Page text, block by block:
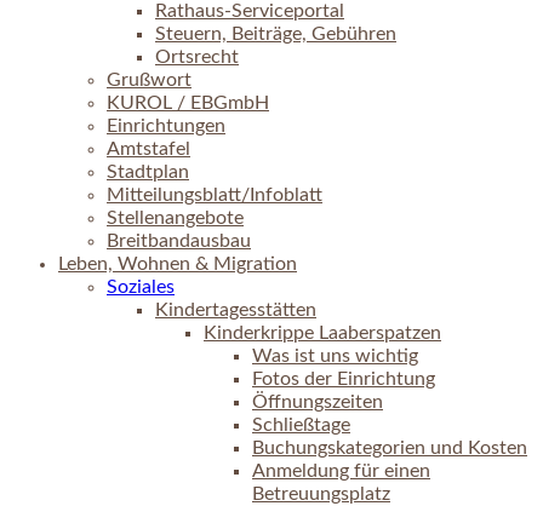
Rathaus-Serviceportal
Steuern, Beiträge, Gebühren
Ortsrecht
Grußwort
KUROL / EBGmbH
Einrichtungen
Amtstafel
Stadtplan
Mitteilungsblatt/Infoblatt
Stellenangebote
Breitbandausbau
Leben, Wohnen & Migration
Soziales
Kindertagesstätten
Kinderkrippe Laaberspatzen
Was ist uns wichtig
Fotos der Einrichtung
Öffnungszeiten
Schließtage
Buchungskategorien und Kosten
Anmeldung für einen
Betreuungsplatz